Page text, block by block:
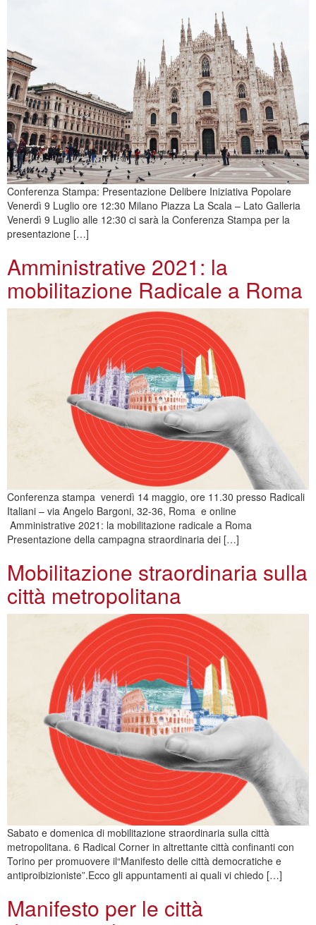
Conferenza Stampa: Presentazione Delibere Iniziativa Popolare
Venerdì 9 Luglio ore 12:30 Milano Piazza La Scala – Lato Galleria
Venerdì 9 Luglio alle 12:30 ci sarà la Conferenza Stampa per la
presentazione […]
Amministrative 2021: la
mobilitazione Radicale a Roma
Conferenza stampa venerdì 14 maggio, ore 11.30 presso Radicali
Italiani – via Angelo Bargoni, 32-36, Roma e online
Amministrative 2021: la mobilitazione radicale a Roma
Presentazione della campagna straordinaria dei […]
Mobilitazione straordinaria sulla
città metropolitana
Sabato e domenica di mobilitazione straordinaria sulla città
metropolitana. 6 Radical Corner in altrettante città confinanti con
Torino per promuovere il“Manifesto delle città democratiche e
antiproibizioniste”.Ecco gli appuntamenti ai quali vi chiedo […]
Manifesto per le città